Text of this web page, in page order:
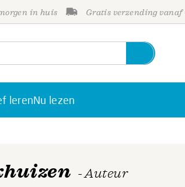
in huis Gratis verzending
lerenNu lezen
- Auteur